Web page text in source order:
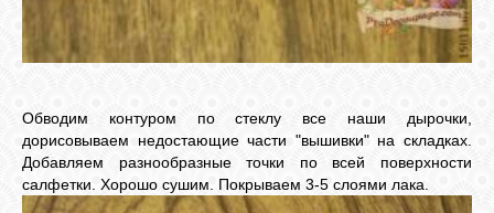
Обводим контуром по стеклу все наши дырочки,
дорисовываем недостающие части "вышивки" на складках.
Добавляем разнообразные точки по всей поверхности
салфетки. Хорошо сушим. Покрываем 3-5 слоями лака.